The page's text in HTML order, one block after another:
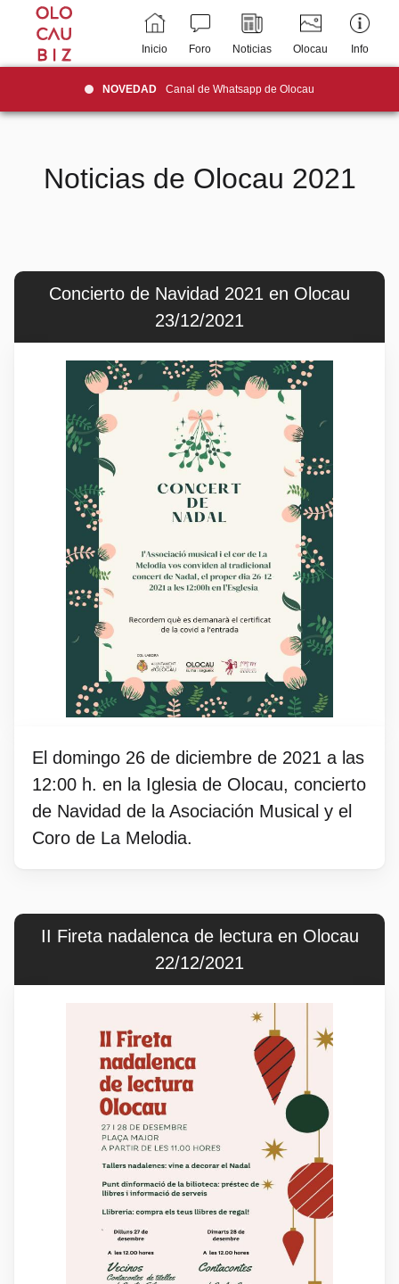
Inicio Foro Noticias Olocau Info
NOVEDAD Canal de Whatsapp de Olocau
Noticias de Olocau 2021
Concierto de Navidad 2021 en Olocau
23/12/2021
El domingo 26 de diciembre de 2021 a las
12:00 h. en la Iglesia de Olocau, concierto
de Navidad de la Asociación Musical y el
Coro de La Melodia.
II Fireta nadalenca de lectura en Olocau
22/12/2021